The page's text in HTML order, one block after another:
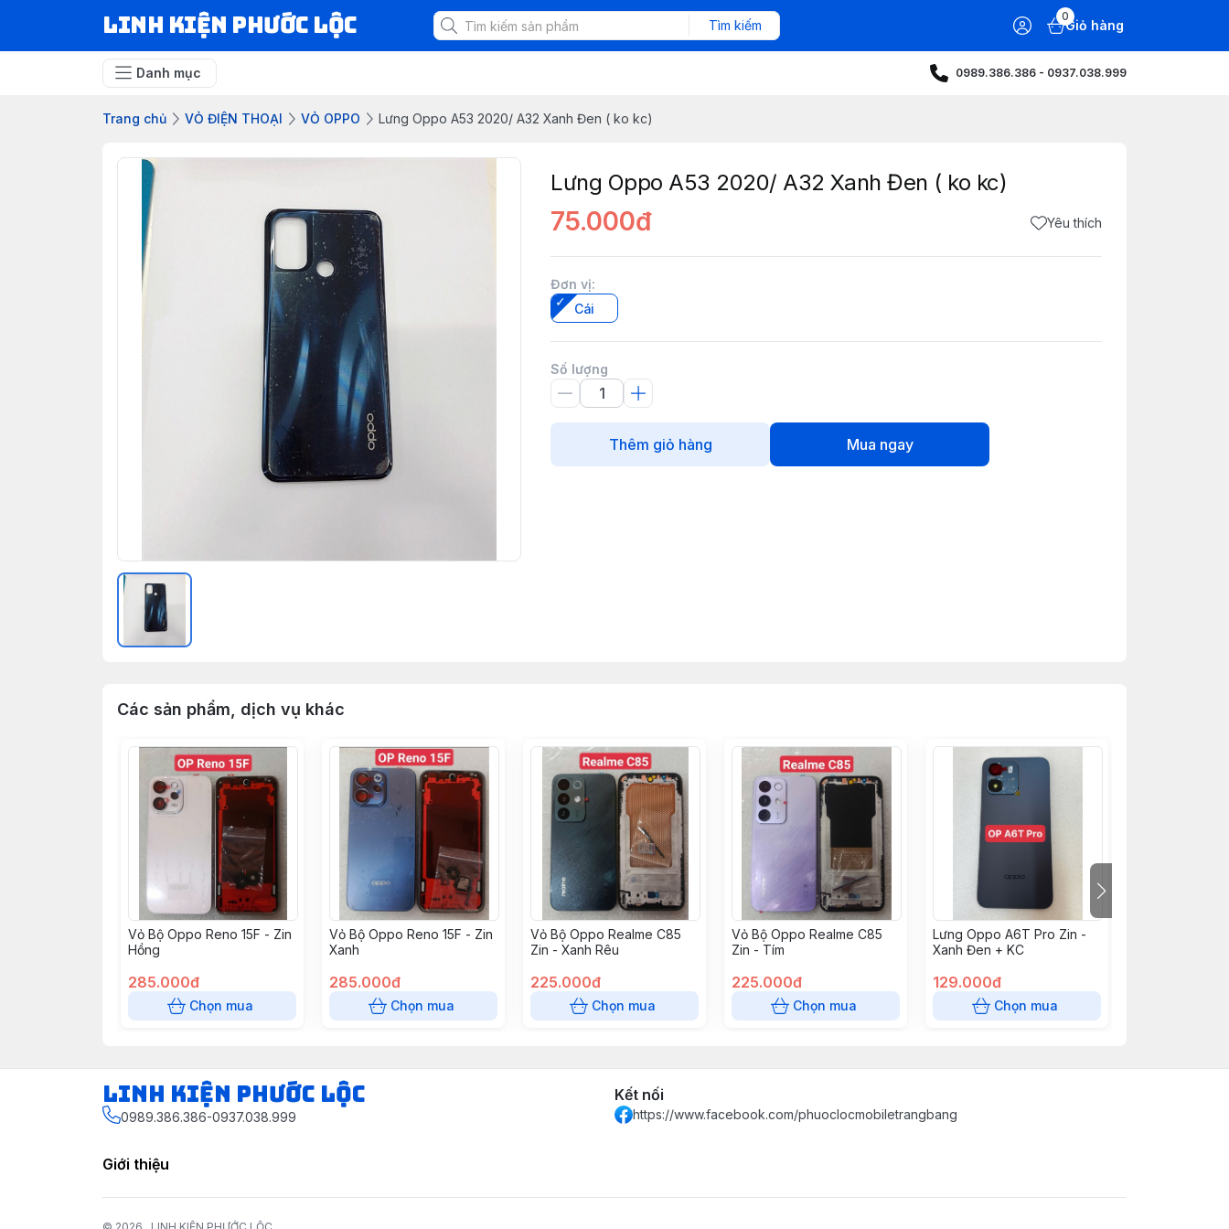
LINH KIỆN PHƯỚC LỘC Tìm kiếm
0
Giỏ hàng
Danh mục 0989.386.386 - 0937.038.999
Trang chủ VỎ ĐIỆN THOẠI VỎ OPPO Lưng Oppo A53 2020/ A32 Xanh Đen ( ko kc)
Lưng Oppo A53 2020/ A32 Xanh Đen ( ko kc)
75.000đ Yêu thích
Đơn vị:
Cái
Số lượng
Thêm giỏ hàng Mua ngay
Các sản phẩm, dịch vụ khác
Vỏ Bộ Oppo Reno 15F - Zin
Hồng
285.000đ
Chọn mua
Vỏ Bộ Oppo Reno 15F - Zin
Xanh
285.000đ
Chọn mua
Vỏ Bộ Oppo Realme C85
Zin - Xanh Rêu
225.000đ
Chọn mua
Vỏ Bộ Oppo Realme C85
Zin - Tím
225.000đ
Chọn mua
Lưng Oppo A6T Pro Zin -
Xanh Đen + KC
129.000đ
Chọn mua
LINH KIỆN PHƯỚC LỘC
0989.386.386-0937.038.999
Kết nối
https://www.facebook.com/phuoclocmobiletrangbang
Giới thiệu